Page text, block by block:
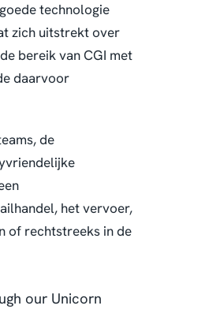
technologie
zich uitstrekt over
bereik van CGI met
daarvoor
de
het vervoer,
of rechtstreeks in de
our Unicorn